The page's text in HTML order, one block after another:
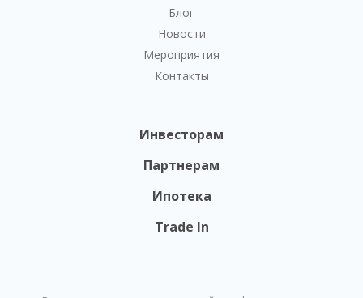
Блог
Новости
Мероприятия
Контакты
Инвесторам
Партнерам
Ипотека
Trade In